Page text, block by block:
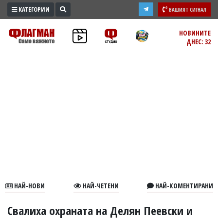
ПРОМО
ЗОНА
В
КАТЕГОРИИ ВАШИЯТ СИГНАЛ
НОВИНИТЕ
ДНЕС: 32
НАЙ-НОВИ НАЙ-ЧЕТЕНИ НАЙ-КОМЕНТИРАНИ
Свалиха охраната на Делян Пеевски и